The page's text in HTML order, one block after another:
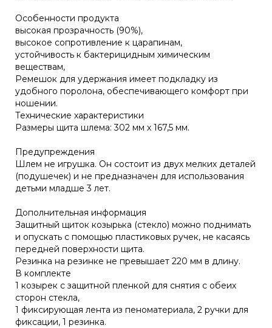
Особенности продукта
высокая прозрачность (90%),
высокое сопротивление к царапинам,
устойчивость к бактерицидным химическим
веществам,
Ремешок для удержания имеет подкладку из
удобного поролона, обеспечивающего комфорт при
ношении.
Технические характеристики
Размеры щита шлема: 302 мм х 167,5 мм.
Предупреждения
Шлем не игрушка. Он состоит из двух мелких деталей
(подушечек) и не предназначен для использования
детьми младше 3 лет.
Дополнительная информация
Защитный щиток козырька (стекло) можно поднимать
и опускать с помощью пластиковых ручек, не касаясь
передней поверхности щита.
Резинка на резинке не превышает 220 мм в длину.
В комплекте
1 козырек с защитной пленкой для снятия с обеих
сторон стекла,
1 фиксирующая лента из пеноматериала, 2 ручки для
фиксации, 1 резинка.